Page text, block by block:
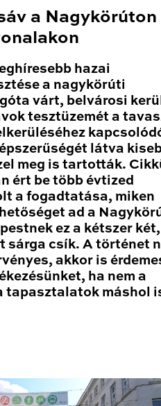
a Nagykörúton
hazai
a nagykörúti
várt, belvárosi
tesztüzemét a
látva
meg is tartották.
ért be több évtized
a fogadtatása, miken
ad a
ez a kétszer
sárga csík. A történet
akkor is
ha nem a
tapasztalatok máshol